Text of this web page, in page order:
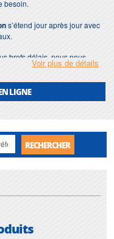
besoin.
s’étend jour après jour avec
brefs délais, nous nous
Électroportatif bosch
service deréparationet
vos besoins et vos
l'absence de perturbation
.
Voir plus de détails
LIGNE
RECHERCHER